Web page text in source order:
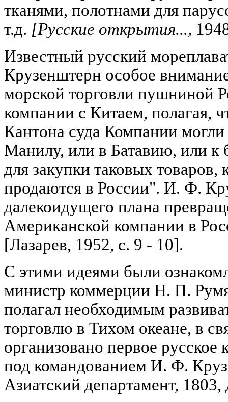
тканями, полотнами для
т.д. [Русские открытия...,
Известный русский
Крузенштерн особое
морской торговли пушниной
компании с Китаем, полагая,
Кантона суда Компании
Манилу, или в Батавию, или к
для закупки таковых
продаются в России". И. Ф.
далекоидущего плана
Американской компании в
[Лазарев, 1952, с. 9 - 10].
С этими идеями были
министр коммерции Н. П.
полагал необходимым
торговлю в Тихом океане, в
организовано первое русское
под командованием И. Ф.
Азиатский департамент, 1803,